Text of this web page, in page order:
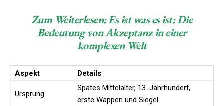
Zum Weiterlesen:Es ist was es ist: Die
Bedeutung von Akzeptanz in einer
komplexen Welt
Aspekt Details
Ursprung
Spätes Mittelalter, 13. Jahrhundert,
erste Wappen und Siegel